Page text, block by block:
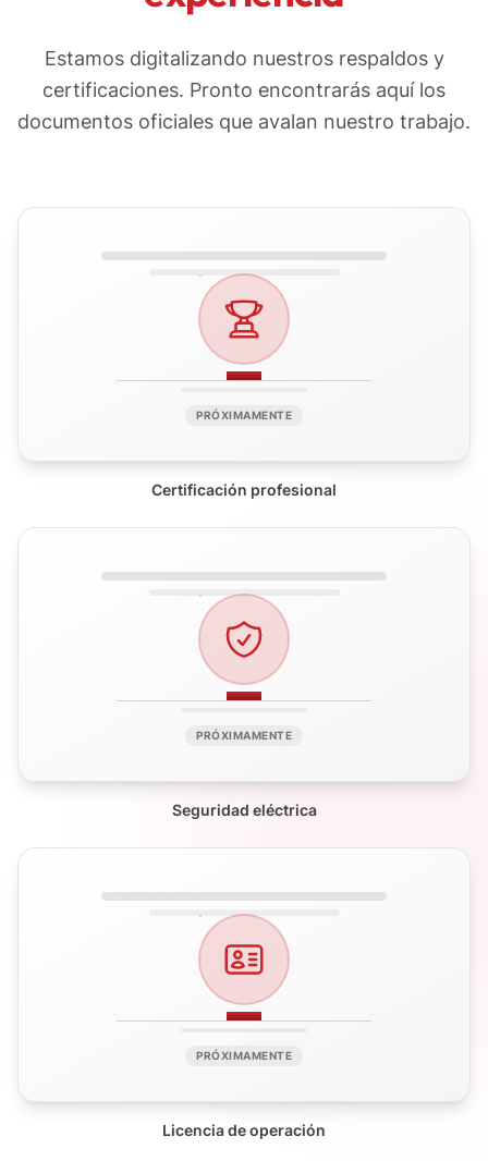
Estamos digitalizando nuestros respaldos y
certificaciones. Pronto encontrarás aquí los
documentos oficiales que avalan nuestro trabajo.
PRÓXIMAMENTE
Certificación profesional
PRÓXIMAMENTE
Seguridad eléctrica
PRÓXIMAMENTE
Licencia de operación